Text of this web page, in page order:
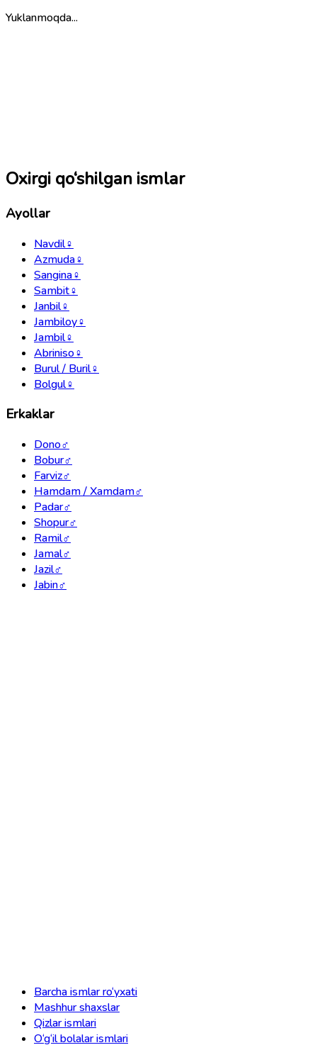
Yuklanmoqda...
Oxirgi qo‘shilgan ismlar
Ayollar
Navdil♀
Azmuda♀
Sangina♀
Sambit♀
Janbil♀
Jambiloy♀
Jambil♀
Abriniso♀
Burul / Buril♀
Bolgul♀
Erkaklar
Dono♂
Bobur♂
Farviz♂
Hamdam / Xamdam♂
Padar♂
Shopur♂
Ramil♂
Jamal♂
Jazil♂
Jabin♂
Barcha ismlar ro‘yxati
Mashhur shaxslar
Qizlar ismlari
O‘g‘il bolalar ismlari